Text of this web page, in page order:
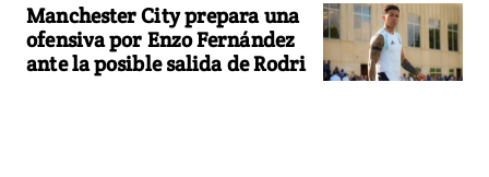
Manchester City prepara una
ofensiva por Enzo Fernández
ante la posible salida de Rodri